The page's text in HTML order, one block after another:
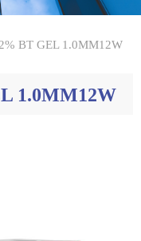
BT GEL 1.0MM12W
1.0MM12W